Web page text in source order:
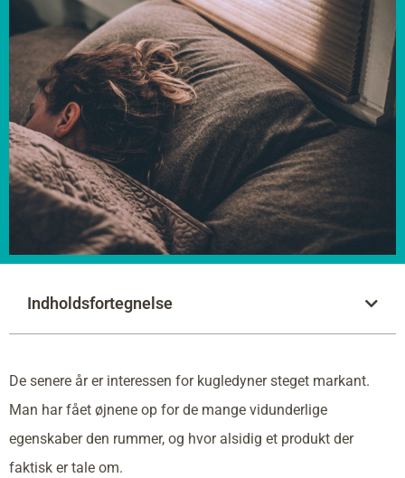
Indholdsfortegnelse
De senere år er interessen for kugledyner steget markant.
Man har fået øjnene op for de mange vidunderlige
egenskaber den rummer, og hvor alsidig et produkt der
faktisk er tale om.